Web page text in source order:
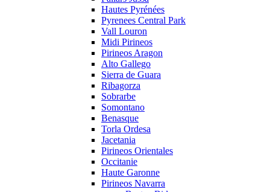
Hautes Pyrénées
Pyrenees Central Park
Vall Louron
Midi Pirineos
Pirineos Aragon
Alto Gallego
Sierra de Guara
Ribagorza
Sobrarbe
Somontano
Benasque
Torla Ordesa
Jacetania
Pirineos Orientales
Occitanie
Haute Garonne
Pirineos Navarra